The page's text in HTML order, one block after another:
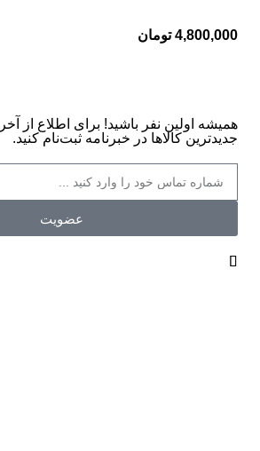
4,800,000 تومان
همیشه اولین نفر باشید! برای اطلاع از
جدیدترین کالاها در خبرنامه ثبت‌نام کنید.
عضویت